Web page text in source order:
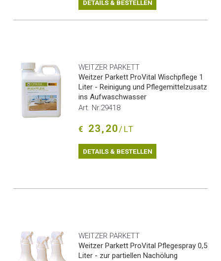
DETAILS & BESTELLEN
WEITZER PARKETT
Weitzer Parkett ProVital Wischpflege 1
Liter - Reinigung und Pflegemittelzusatz
ins Aufwaschwasser
Art. Nr.29418
€ 23,20/LT
DETAILS & BESTELLEN
WEITZER PARKETT
Weitzer Parkett ProVital Pflegespray 0,5
Liter - zur partiellen Nachölung